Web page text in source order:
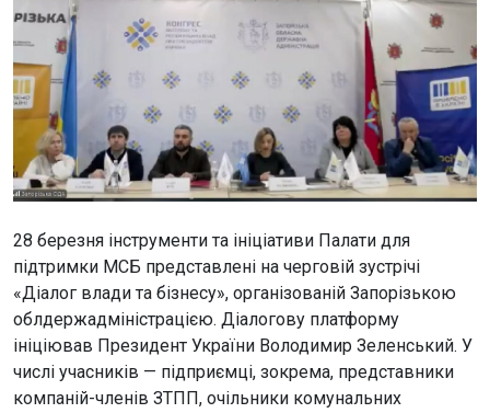
28 березня інструменти та ініціативи Палати для
підтримки МСБ представлені на черговій зустрічі
«Діалог влади та бізнесу», організованій Запорізькою
облдержадміністрацією. Діалогову платформу
ініціював Президент України Володимир Зеленський. У
числі учасників — підприємці, зокрема, представники
компаній-членів ЗТПП, очільники комунальних